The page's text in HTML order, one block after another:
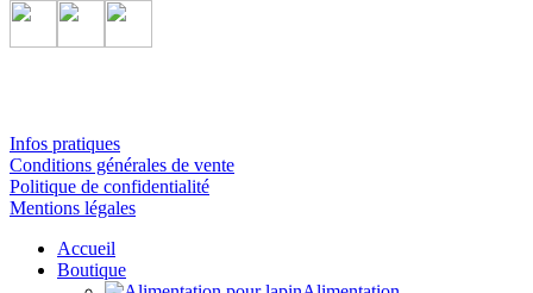
Infos pratiques
Conditions générales de vente
Politique de confidentialité
Mentions légales
Accueil
Boutique